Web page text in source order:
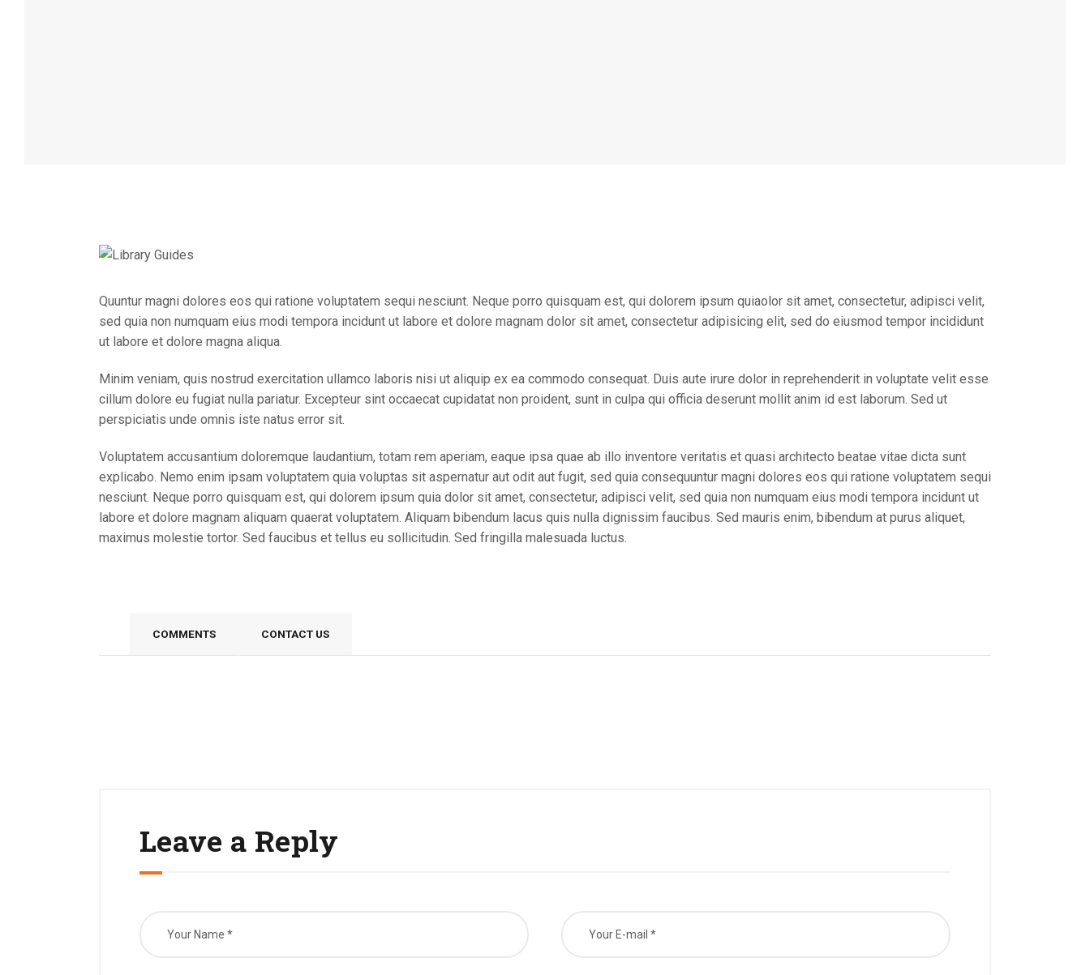
Quuntur magni dolores eos qui ratione voluptatem sequi nesciunt. Neque porro quisquam est, qui dolorem ipsum quiaolor sit amet, consectetur, adipisci velit,
sed quia non numquam eius modi tempora incidunt ut labore et dolore magnam dolor sit amet, consectetur adipisicing elit, sed do eiusmod tempor incididunt
ut labore et dolore magna aliqua.
Minim veniam, quis nostrud exercitation ullamco laboris nisi ut aliquip ex ea commodo consequat. Duis aute irure dolor in reprehenderit in voluptate velit esse
cillum dolore eu fugiat nulla pariatur. Excepteur sint occaecat cupidatat non proident, sunt in culpa qui officia deserunt mollit anim id est laborum. Sed ut
perspiciatis unde omnis iste natus error sit.
Voluptatem accusantium doloremque laudantium, totam rem aperiam, eaque ipsa quae ab illo inventore veritatis et quasi architecto beatae vitae dicta sunt
explicabo. Nemo enim ipsam voluptatem quia voluptas sit aspernatur aut odit aut fugit, sed quia consequuntur magni dolores eos qui ratione voluptatem sequi
nesciunt. Neque porro quisquam est, qui dolorem ipsum quia dolor sit amet, consectetur, adipisci velit, sed quia non numquam eius modi tempora incidunt ut
labore et dolore magnam aliquam quaerat voluptatem. Aliquam bibendum lacus quis nulla dignissim faucibus. Sed mauris enim, bibendum at purus aliquet,
maximus molestie tortor. Sed faucibus et tellus eu sollicitudin. Sed fringilla malesuada luctus.
COMMENTS CONTACT US
Leave a Reply